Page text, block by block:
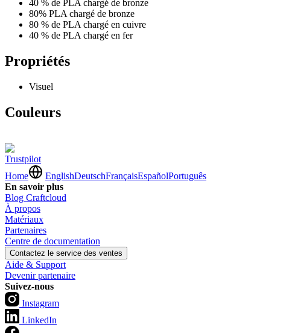
40 % de PLA chargé de bronze
80% PLA chargé de bronze
80 % de PLA chargé en cuivre
40 % de PLA chargé en fer
Propriétés
Visuel
Couleurs
Trustpilot
Home
EnglishDeutschFrançaisEspañolPortuguês
En savoir plus
Blog Craftcloud
À propos
Matériaux
Partenaires
Centre de documentation
Contactez le service des ventes
Aide & Support
Devenir partenaire
Suivez-nous
Instagram
LinkedIn